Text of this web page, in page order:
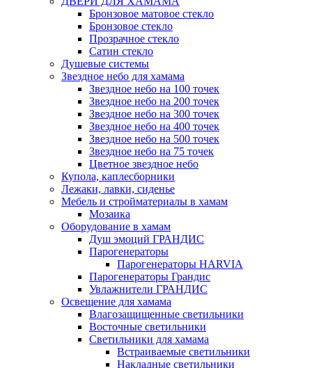
Бронзовое матовое стекло
Бронзовое стекло
Прозрачное стекло
Сатин стекло
Душевые системы
Звездное небо для хамама
Звездное небо на 100 точек
Звездное небо на 200 точек
Звездное небо на 300 точек
Звездное небо на 400 точек
Звездное небо на 500 точек
Звездное небо на 75 точек
Цветное звездное небо
Купола, каплесборники
Лежаки, лавки, сиденье
Мебель и стройматериалы в хамам
Мозаика
Оборудование в хамам
Душ эмоций ГРАНДИС
Парогенераторы
Парогенераторы HARVIA
Парогенераторы Грандис
Увлажнители ГРАНДИС
Освещение для хамама
Влагозащищенные светильники
Восточные светильники
Светильники для хамама
Встраиваемые светильники
Накладные светильники